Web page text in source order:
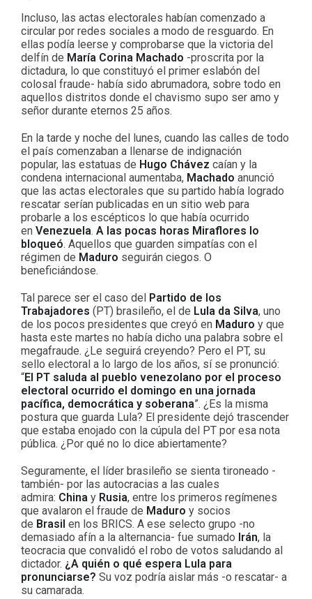
Incluso, las actas electorales habían comenzado a
circular por redes sociales a modo de resguardo. En
ellas podía leerse y comprobarse que la victoria del
delfín de María Corina Machado -proscrita por la
dictadura, lo que constituyó el primer eslabón del
colosal fraude- había sido abrumadora, sobre todo en
aquellos distritos donde el chavismo supo ser amo y
señor durante eternos 25 años.
En la tarde y noche del lunes, cuando las calles de todo
el país comenzaban a llenarse de indignación
popular, las estatuas de Hugo Chávez caían y la
condena internacional aumentaba, Machado anunció
que las actas electorales que su partido había logrado
rescatar serían publicadas en un sitio web para
probarle a los escépticos lo que había ocurrido
en Venezuela. A las pocas horas Miraflores lo
bloqueó. Aquellos que guarden simpatías con el
régimen de Maduro seguirán ciegos. O
beneficiándose.
Tal parece ser el caso del Partido de los
Trabajadores (PT) brasileño, el de Lula da Silva, uno
de los pocos presidentes que creyó en Maduro y que
hasta este martes no había dicho una palabra sobre el
megafraude. ¿Le seguirá creyendo? Pero el PT, su
sello electoral a lo largo de los años, sí se pronunció:
“El PT saluda al pueblo venezolano por el proceso
electoral ocurrido el domingo en una jornada
pacífica, democrática y soberana”. ¿Es la misma
postura que guarda Lula? El presidente dejó trascender
que estaba enojado con la cúpula del PT por esa nota
pública. ¿Por qué no lo dice abiertamente?
Seguramente, el líder brasileño se sienta tironeado -
también- por las autocracias a las cuales
admira: China y Rusia, entre los primeros regímenes
que avalaron el fraude de Maduro y socios
de Brasil en los BRICS. A ese selecto grupo -no
demasiado afín a la alternancia- fue sumado Irán, la
teocracia que convalidó el robo de votos saludando al
dictador. ¿A quién o qué espera Lula para
pronunciarse? Su voz podría aislar más -o rescatar- a
su camarada.